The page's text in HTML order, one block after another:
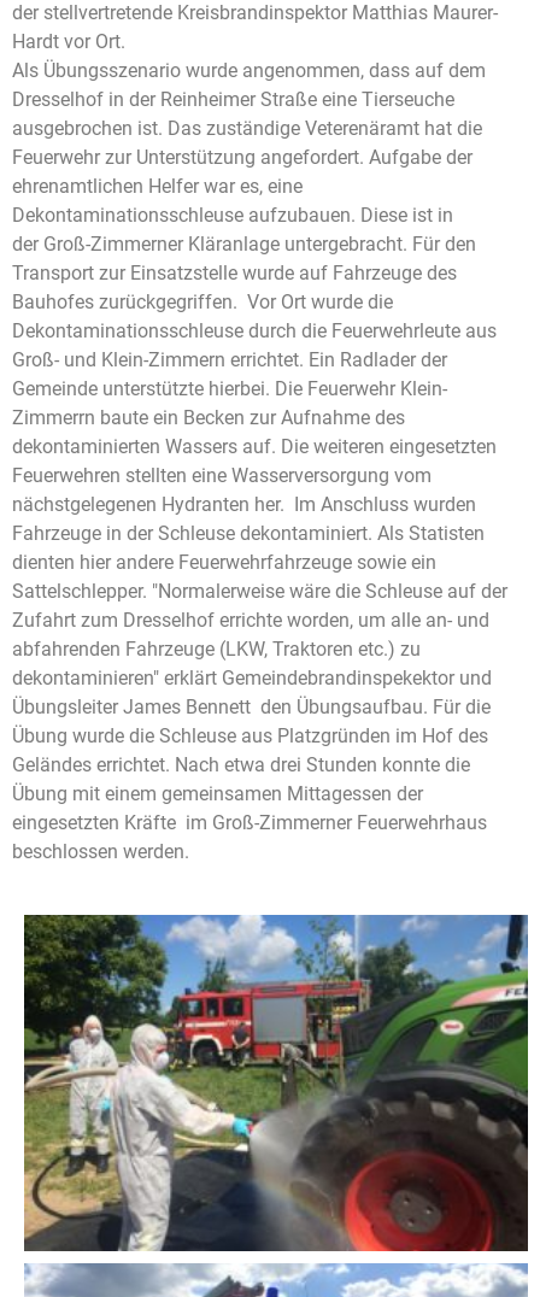
der stellvertretende Kreisbrandinspektor Matthias Maurer-
Hardt vor Ort.
Als Übungsszenario wurde angenommen, dass auf dem
Dresselhof in der Reinheimer Straße eine Tierseuche
ausgebrochen ist. Das zuständige Veterenäramt hat die
Feuerwehr zur Unterstützung angefordert. Aufgabe der
ehrenamtlichen Helfer war es, eine
Dekontaminationsschleuse aufzubauen. Diese ist in
der Groß-Zimmerner Kläranlage untergebracht. Für den
Transport zur Einsatzstelle wurde auf Fahrzeuge des
Bauhofes zurückgegriffen. Vor Ort wurde die
Dekontaminationsschleuse durch die Feuerwehrleute aus
Groß- und Klein-Zimmern errichtet. Ein Radlader der
Gemeinde unterstützte hierbei. Die Feuerwehr Klein-
Zimmerrn baute ein Becken zur Aufnahme des
dekontaminierten Wassers auf. Die weiteren eingesetzten
Feuerwehren stellten eine Wasserversorgung vom
nächstgelegenen Hydranten her. Im Anschluss wurden
Fahrzeuge in der Schleuse dekontaminiert. Als Statisten
dienten hier andere Feuerwehrfahrzeuge sowie ein
Sattelschlepper. "Normalerweise wäre die Schleuse auf der
Zufahrt zum Dresselhof errichte worden, um alle an- und
abfahrenden Fahrzeuge (LKW, Traktoren etc.) zu
dekontaminieren" erklärt Gemeindebrandinspekektor und
Übungsleiter James Bennett den Übungsaufbau. Für die
Übung wurde die Schleuse aus Platzgründen im Hof des
Geländes errichtet. Nach etwa drei Stunden konnte die
Übung mit einem gemeinsamen Mittagessen der
eingesetzten Kräfte im Groß-Zimmerner Feuerwehrhaus
beschlossen werden.